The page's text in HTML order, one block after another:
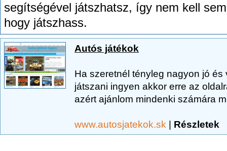
segítségével játszhatsz, így nem kell
hogy játszhass.
Autós játékok
Ha szeretnél tényleg nagyon jó
játszani ingyen akkor erre az
azért ajánlom mindenki számára
www.autosjatekok.sk | Részletek